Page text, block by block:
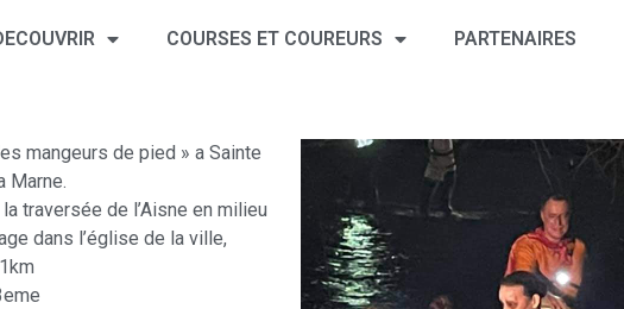
COURSES ET COUREURS PARTENAIRES
mangeurs de pied » a Sainte
Marne.
traversée de l’Aisne en milieu
dans l’église de la ville,